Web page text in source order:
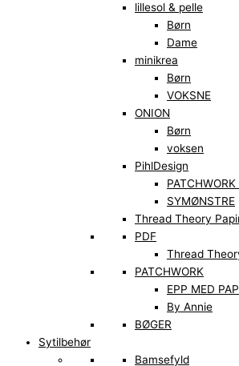
lillesol & pelle
Børn
Dame
minikrea
Børn
VOKSNE
ONION
Børn
voksen
PihlDesign
SYMØNSTRE
Thread Theory
PDF
Thread
PATCHWORK
EPP MED PAP
By Annie
BØGER
Sytilbehør
Bamsefyld